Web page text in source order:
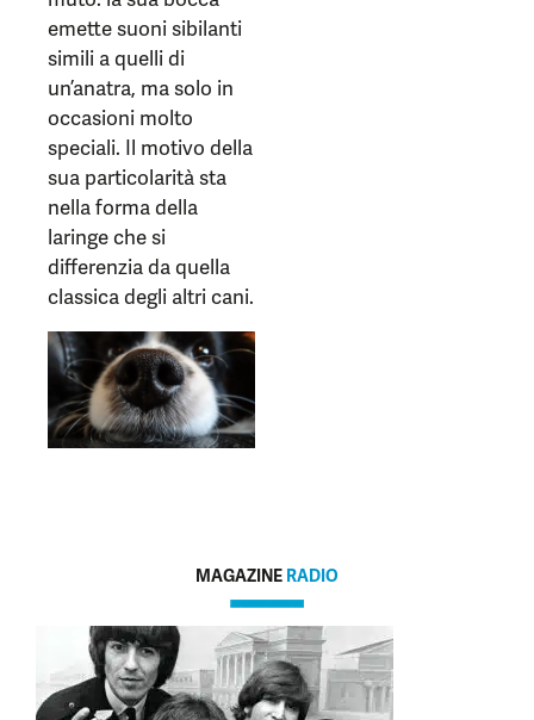
emette suoni sibilanti
simili a quelli di
un’anatra, ma solo in
occasioni molto
speciali. Il motivo della
sua particolarità sta
nella forma della
laringe che si
differenzia da quella
classica degli altri cani.
MAGAZINE RADIO